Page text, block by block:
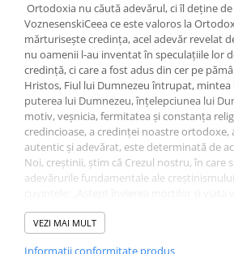
Sa nu razi :((
Drept
Legislatie
Fictiune
Actiune si Aventura
Actiune,aventura
Clasici
Crime, Thriller, Mistery
Istorica
Literatura de divertisment
Ortodoxia nu căută adevărul, ci îl deține
VoznesenskiCeea ce este valoros la
mărturisește credința, acel adevăr revelat
nu oamenii l-au inventat în speculațiile lor
credință, ci care a fost adus din cer pe
Hristos, Fiul lui Dumnezeu întrupat, mintea
puterea lui Dumnezeu, înțelepciunea lui
motiv, veșnicia, fermitatea și constanța
credincioase, a credinței noastre ortodoxe,
autentic și adevărat, este determinată de
Noi, creștinii, știm că Crezul nostru, în care
adevărurile fundamentale ale
Amin”. Cuvântul „aștept” înseamnă
așteptare, ci și dorința din toată inima ca
VEZI MAI MULT
Informatii conformitate produs